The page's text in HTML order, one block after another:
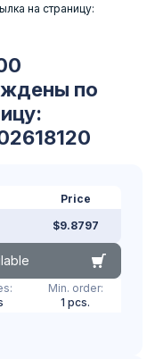
на страницу:
по
Price
$9.8797
Min. order:
1 pcs.